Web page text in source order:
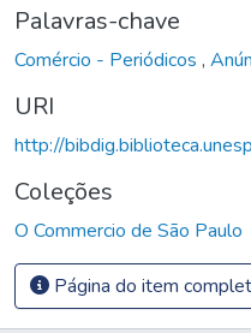
Palavras-chave
Comércio - Periódicos ,
URI
http://
Coleções
O Commercio de São Paulo
Página do item